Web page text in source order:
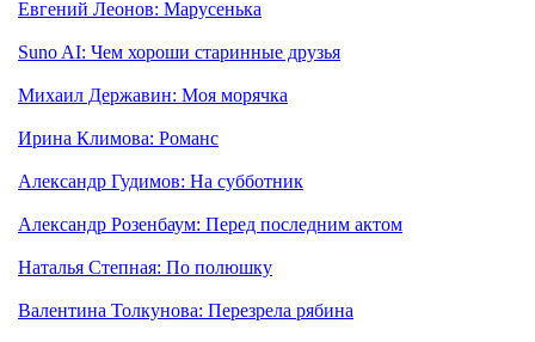
Евгений Леонов: Марусенька
Suno AI: Чем хороши старинные друзья
Михаил Державин: Моя морячка
Ирина Климова: Романс
Александр Гудимов: На субботник
Александр Розенбаум: Перед последним актом
Наталья Степная: По полюшку
Валентина Толкунова: Перезрела рябина